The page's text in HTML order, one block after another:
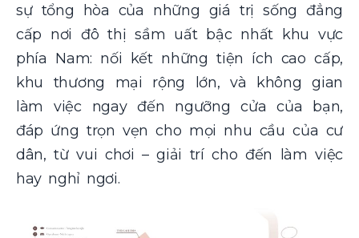
sự tổng hòa của những giá trị sống đẳng
cấp nơi đô thị sầm uất bậc nhất khu vực
phía Nam: nối kết những tiện ích cao cấp,
khu thương mại rộng lớn, và không gian
làm việc ngay đến ngưỡng cửa của bạn,
đáp ứng trọn vẹn cho mọi nhu cầu của cư
dân, từ vui chơi – giải trí cho đến làm việc
hay nghỉ ngơi.